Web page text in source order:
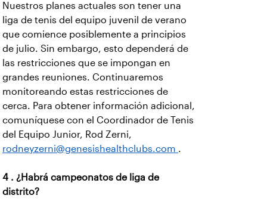
Nuestros planes actuales son tener una
liga de tenis del equipo juvenil de verano
que comience posiblemente a principios
de julio. Sin embargo, esto dependerá de
las restricciones que se impongan en
grandes reuniones. Continuaremos
monitoreando estas restricciones de
cerca. Para obtener información adicional,
comuníquese con el Coordinador de Tenis
del Equipo Junior, Rod Zerni,
rodneyzerni@genesishealthclubs.com .
4 . ¿Habrá campeonatos de liga de
distrito?